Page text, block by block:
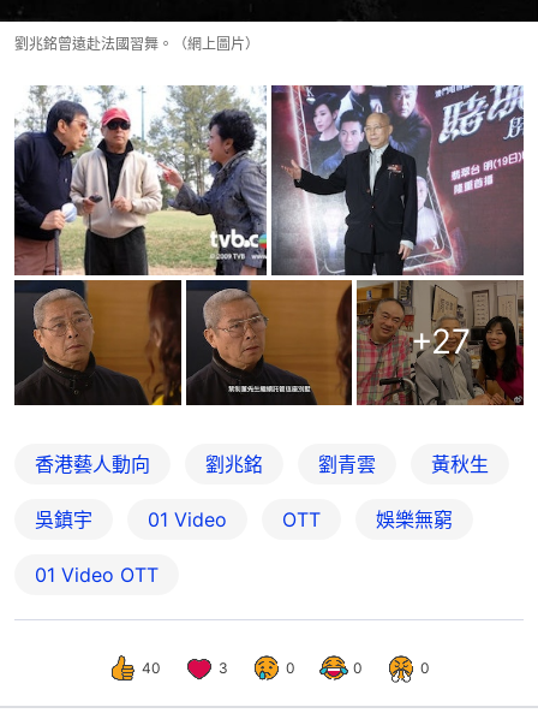
劉兆銘曾遠赴法國習舞。（網上圖片）
+27
香港藝人動向 劉兆銘 劉青雲 黃秋生
吳鎮宇 01 Video OTT 娛樂無窮
01‌ ‌Video‌ ‌OTT
40 3 0 0 0